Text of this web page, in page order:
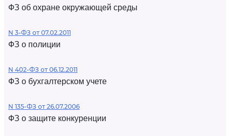
ФЗ об охране окружающей среды
N 3-ФЗ от 07.02.2011
ФЗ о полиции
N 402-ФЗ от 06.12.2011
ФЗ о бухгалтерском учете
N 135-ФЗ от 26.07.2006
ФЗ о защите конкуренции